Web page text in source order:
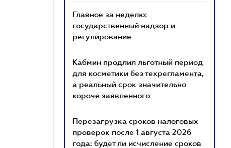
Главное за неделю:
государственный надзор и
регулирование
Кабмин продлил льготный период
для косметики без техрегламента,
а реальный срок значительно
короче заявленного
Перезагрузка сроков налоговых
проверок после 1 августа 2026
года: будет ли исчисление сроков